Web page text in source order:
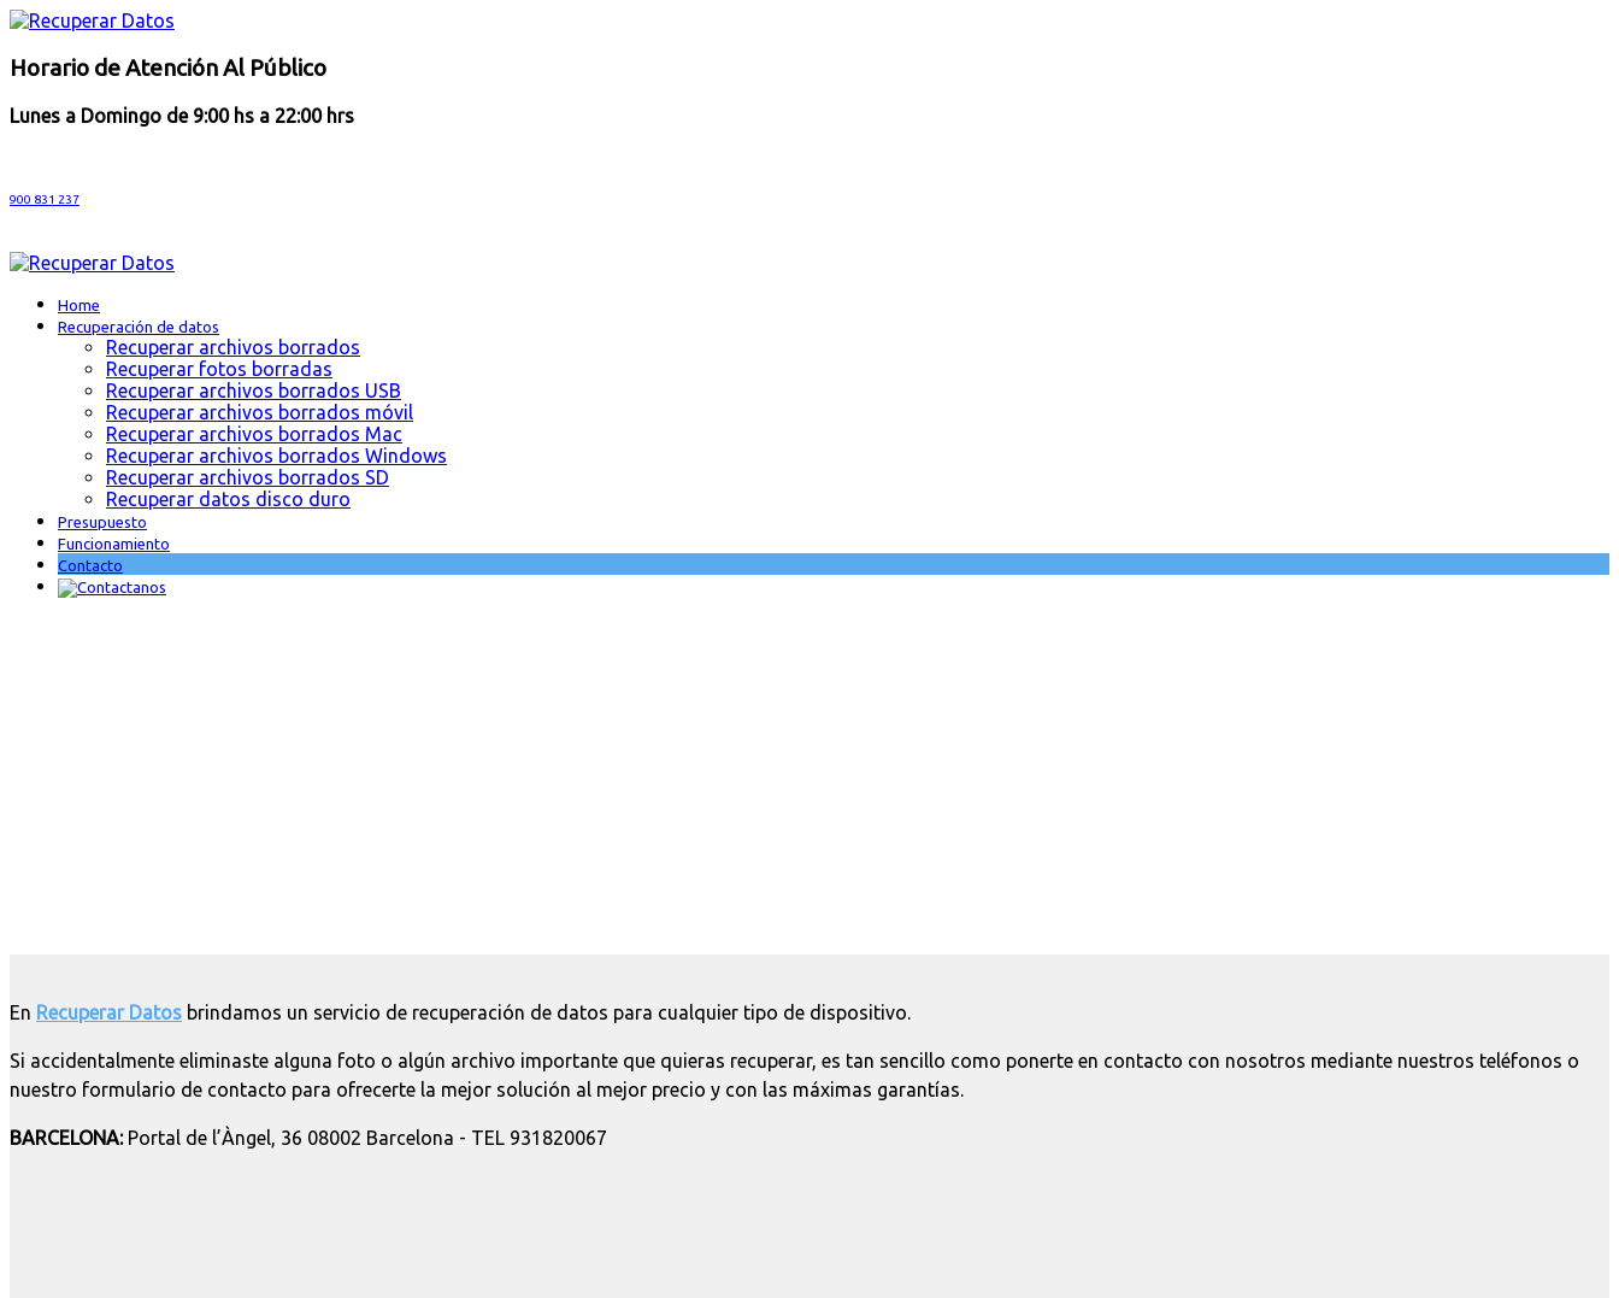
Horario de Atención Al Público
Lunes a Domingo de 9:00 hs a 22:00 hrs
900 831 237
Home
Recuperación de datos
Recuperar archivos borrados
Recuperar fotos borradas
Recuperar archivos borrados USB
Recuperar archivos borrados móvil
Recuperar archivos borrados Mac
Recuperar archivos borrados Windows
Recuperar archivos borrados SD
Recuperar datos disco duro
Presupuesto
Funcionamiento
Contacto
En Recuperar Datos brindamos un servicio de recuperación de datos para cualquier tipo de dispositivo.
Si accidentalmente eliminaste alguna foto o algún archivo importante que quieras recuperar, es tan sencillo como ponerte en contacto con nosotros mediante nuestros teléfonos o
nuestro formulario de contacto para ofrecerte la mejor solución al mejor precio y con las máximas garantías.
BARCELONA: Portal de l’Àngel, 36 08002 Barcelona - TEL 931820067